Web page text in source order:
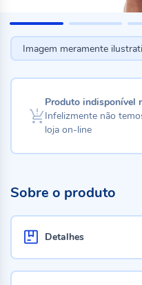
Imagem meramente
Produto indisponível
Infelizmente não
loja on-line
Sobre o produto
Detalhes